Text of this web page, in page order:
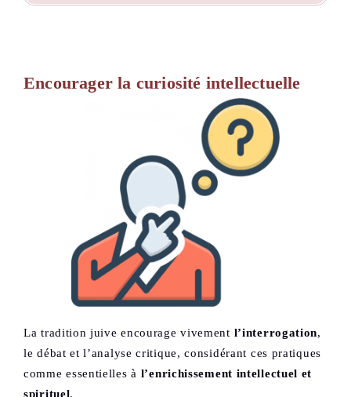
Encourager la curiosité intellectuelle
La tradition juive encourage vivement l’interrogation,
le débat et l’analyse critique, considérant ces pratiques
comme essentielles à l’enrichissement intellectuel et
spirituel.